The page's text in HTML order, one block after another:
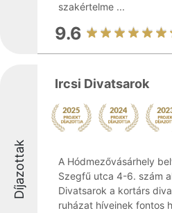
szakértelme ...
9.6
Díjazottak
Ircsi Divatsarok
A Hódmezővásárhely
Szegfű utca 4-6. szám
Divatsarok a kortárs
ruházat híveinek fontos